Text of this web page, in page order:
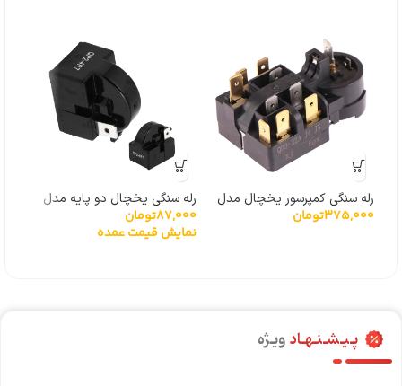
رله سنگی کمپرسور یخچال مدل
QP3-12A
375,000تومان
رله سنگی یخچال دو پایه مدل
نیم‌دایره
87,000تومان
نمایش قیمت عمده
پـیـشـنـهـادویـژه